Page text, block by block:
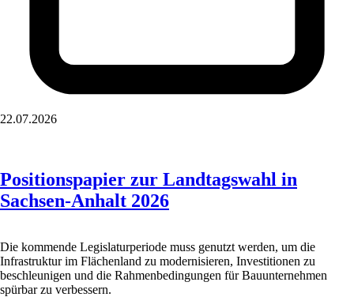
22.07.2026
Positionspapier zur Landtagswahl in
Sachsen-Anhalt 2026
Die kommende Legislaturperiode muss genutzt werden, um die
Infrastruktur im Flächenland zu modernisieren, Investitionen zu
beschleunigen und die Rahmenbedingungen für Bauunternehmen
spürbar zu verbessern.